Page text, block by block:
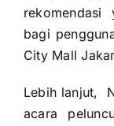
bagi
City Mall
Lebih lanjut,
acara